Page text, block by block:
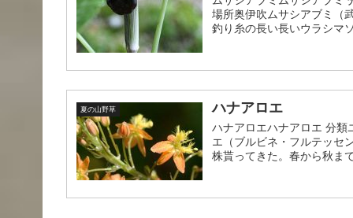
場所奥伊吹ムサシアブミ（
釣り糸の長い長いウラシマ
夏の山野草 ハナアロエ
ハナアロエハナアロエ 分
エ（ブルビネ・フルテッセ
株貰ってきた。春から秋ま